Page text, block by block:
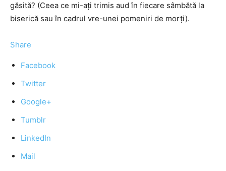
găsită? (Ceea ce mi-ați trimis aud în fiecare sâmbătă la
biserică sau în cadrul vre-unei pomeniri de morți).
Share
Facebook
Twitter
Google+
Tumblr
LinkedIn
Mail